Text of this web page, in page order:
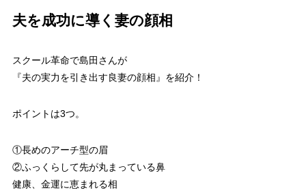
夫を成功に導く妻の顔相
スクール革命で島田さんが
『夫の実力を引き出す良妻の顔相』を紹介！
ポイントは3つ。
①長めのアーチ型の眉
②ふっくらして先が丸まっている鼻
健康、金運に恵まれる相